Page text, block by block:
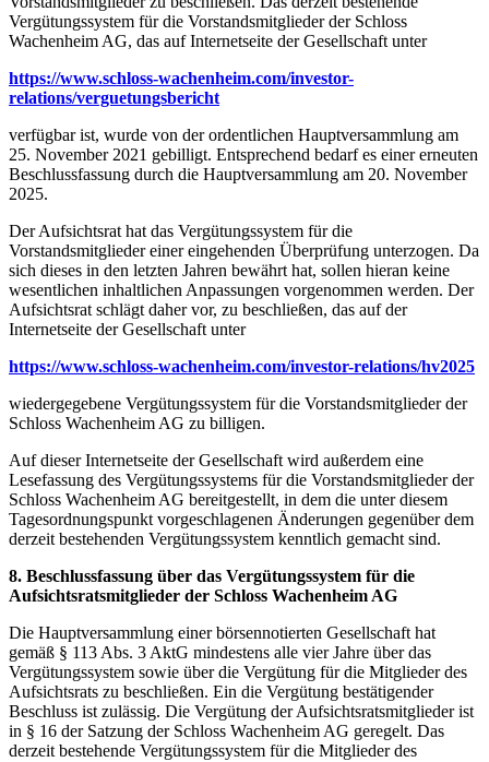
Vergütungssystem für die Vorstandsmitglieder der Schloss
Wachenheim AG, das auf Internetseite der Gesellschaft unter
https://www.schloss-wachenheim.com/investor-
relations/verguetungsbericht
verfügbar ist, wurde von der ordentlichen Hauptversammlung am
25. November 2021 gebilligt. Entsprechend bedarf es einer erneuten
Beschlussfassung durch die Hauptversammlung am 20. November
2025.
Der Aufsichtsrat hat das Vergütungssystem für die
Vorstandsmitglieder einer eingehenden Überprüfung unterzogen. Da
sich dieses in den letzten Jahren bewährt hat, sollen hieran keine
wesentlichen inhaltlichen Anpassungen vorgenommen werden. Der
Aufsichtsrat schlägt daher vor, zu beschließen, das auf der
Internetseite der Gesellschaft unter
https://www.schloss-wachenheim.com/investor-relations/hv2025
wiedergegebene Vergütungssystem für die Vorstandsmitglieder der
Schloss Wachenheim AG zu billigen.
Auf dieser Internetseite der Gesellschaft wird außerdem eine
Lesefassung des Vergütungssystems für die Vorstandsmitglieder der
Schloss Wachenheim AG bereitgestellt, in dem die unter diesem
Tagesordnungspunkt vorgeschlagenen Änderungen gegenüber dem
derzeit bestehenden Vergütungssystem kenntlich gemacht sind.
8. Beschlussfassung über das Vergütungssystem für die
Aufsichtsratsmitglieder der Schloss Wachenheim AG
Die Hauptversammlung einer börsennotierten Gesellschaft hat
gemäß § 113 Abs. 3 AktG mindestens alle vier Jahre über das
Vergütungssystem sowie über die Vergütung für die Mitglieder des
Aufsichtsrats zu beschließen. Ein die Vergütung bestätigender
Beschluss ist zulässig. Die Vergütung der Aufsichtsratsmitglieder ist
in § 16 der Satzung der Schloss Wachenheim AG geregelt. Das
derzeit bestehende Vergütungssystem für die Mitglieder des